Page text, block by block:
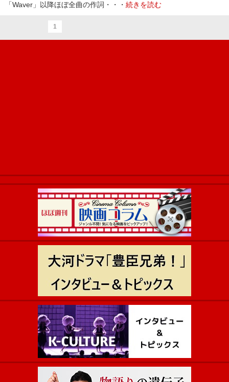
「Waver」以降ほぼ全曲の作詞・・・ 続きを読む
1